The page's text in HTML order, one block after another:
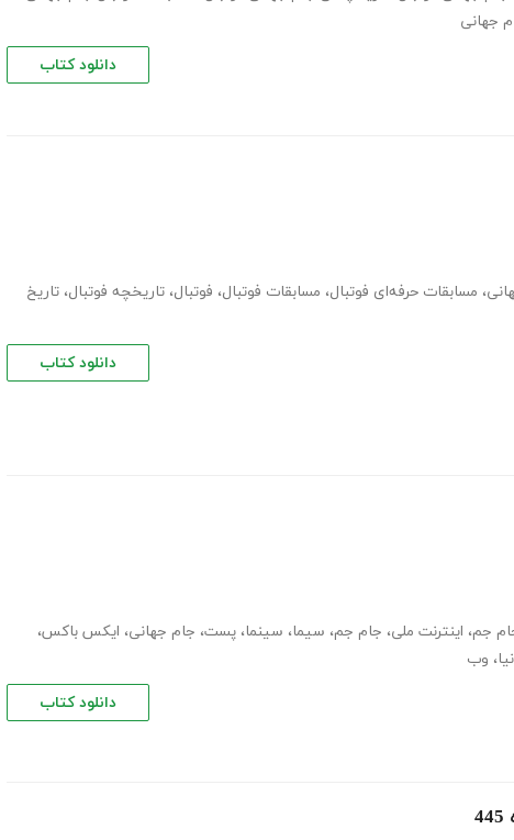
جهانی
دانلود کتاب
، مسابقات حرفه‌ای فوتبال، مسابقات فوتبال، فوتبال، تاریخچه فوتبال، تاریخ
دانلود کتاب
جم، اینترنت ملی، جام جم، سیما، سینما، پست، جام جهانی، ایکس باکس،
، وب
دانلود کتاب